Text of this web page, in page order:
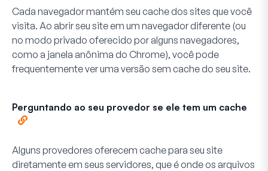
Cada navegador mantém seu cache dos sites que você
visita. Ao abrir seu site em um navegador diferente (ou
no modo privado oferecido por alguns navegadores,
como a janela anônima do Chrome), você pode
frequentemente ver uma versão sem cache do seu site.
Perguntando ao seu provedor se ele tem um cache
Alguns provedores oferecem cache para seu site
diretamente em seus servidores, que é onde os arquivos